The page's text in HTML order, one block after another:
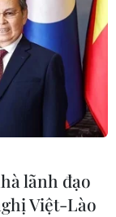
lãnh đạo
Việt-Lào